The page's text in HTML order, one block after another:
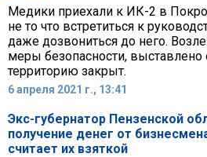
Медики приехали к ИК-2 в
не то что встретиться к
даже дозвониться до него.
меры безопасности,
территорию закрыт.
6 апреля 2021 г., 13:41
Экс-губернатор Пензенской
получение денег от
считает их взяткой